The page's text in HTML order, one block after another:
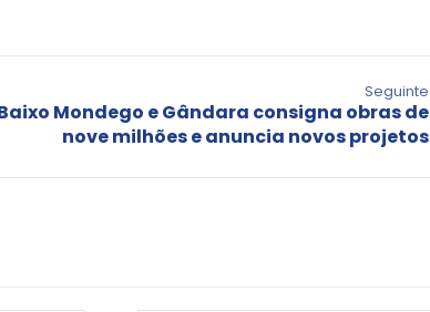
Seguinte
Mondego e Gândara consigna obras de
nove milhões e anuncia novos projetos